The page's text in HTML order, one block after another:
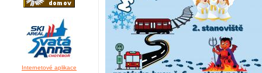
Internetové aplikace